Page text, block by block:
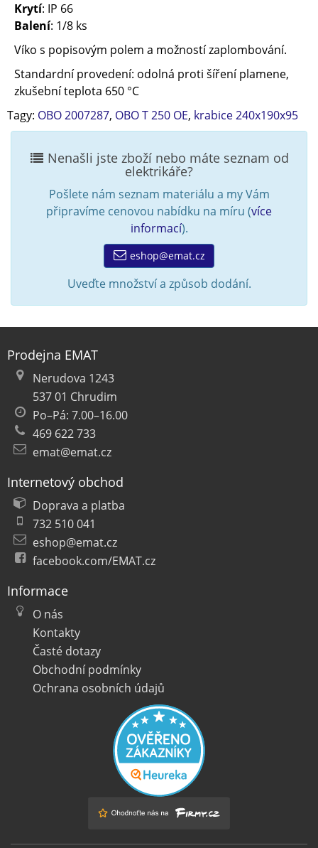
Krytí: IP 66
Balení: 1/8 ks
Víko s popisovým polem a možností zaplombování.
Standardní provedení: odolná proti šíření plamene,
zkušební teplota 650 °C
Tagy: OBO 2007287, OBO T 250 OE, krabice 240x190x95
Nenašli jste zboží nebo máte seznam od
elektrikáře?
Pošlete nám seznam materiálu a my Vám
připravíme cenovou nabídku na míru (více
informací).
eshop@emat.cz
Uveďte množství a způsob dodání.
Prodejna EMAT
Nerudova 1243
537 01 Chrudim
Po–Pá: 7.00–16.00
469 622 733
emat@emat.cz
Internetový obchod
Doprava a platba
732 510 041
eshop@emat.cz
facebook.com/EMAT.cz
Informace
O nás
Kontakty
Časté dotazy
Obchodní podmínky
Ochrana osobních údajů